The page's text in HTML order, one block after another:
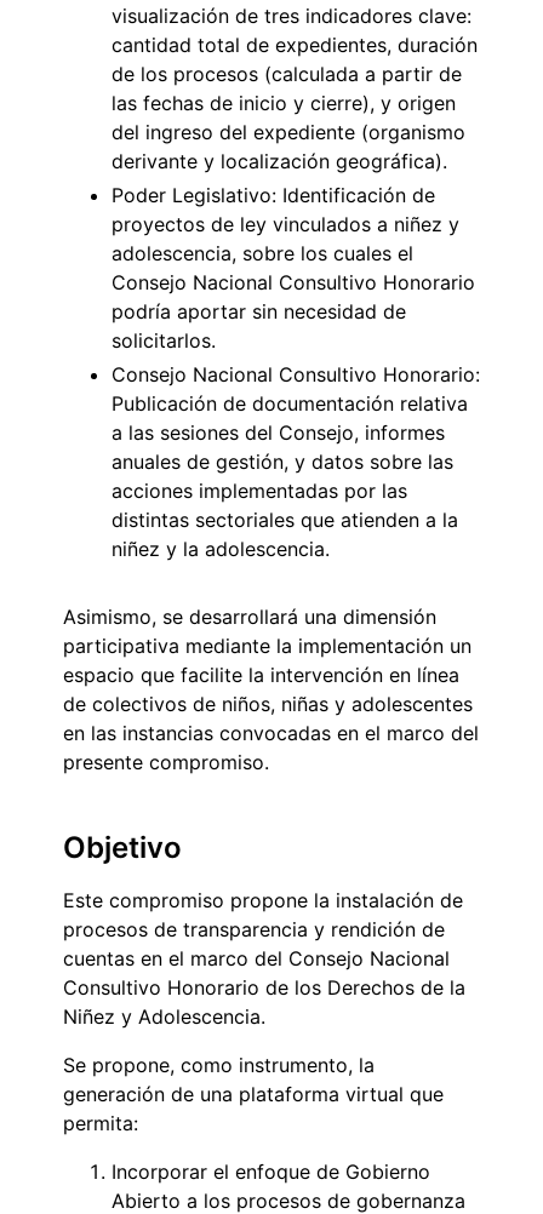
visualización de tres indicadores clave:
cantidad total de expedientes, duración
de los procesos (calculada a partir de
las fechas de inicio y cierre), y origen
del ingreso del expediente (organismo
derivante y localización geográfica).
Poder Legislativo: Identificación de
proyectos de ley vinculados a niñez y
adolescencia, sobre los cuales el
Consejo Nacional Consultivo Honorario
podría aportar sin necesidad de
solicitarlos.
Consejo Nacional Consultivo Honorario:
Publicación de documentación relativa
a las sesiones del Consejo, informes
anuales de gestión, y datos sobre las
acciones implementadas por las
distintas sectoriales que atienden a la
niñez y la adolescencia.
Asimismo, se desarrollará una dimensión
participativa mediante la implementación un
espacio que facilite la intervención en línea
de colectivos de niños, niñas y adolescentes
en las instancias convocadas en el marco del
presente compromiso.
Objetivo
Este compromiso propone la instalación de
procesos de transparencia y rendición de
cuentas en el marco del Consejo Nacional
Consultivo Honorario de los Derechos de la
Niñez y Adolescencia.
Se propone, como instrumento, la
generación de una plataforma virtual que
permita:
Incorporar el enfoque de Gobierno
Abierto a los procesos de gobernanza